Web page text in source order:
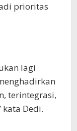
prioritas
lagi
terintegrasi,
Dedi.